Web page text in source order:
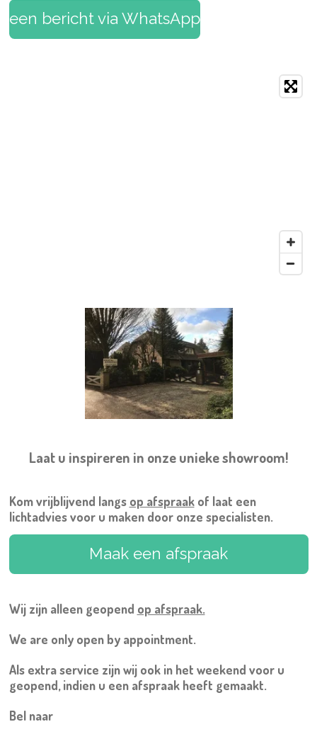
een bericht via WhatsApp
Laat u inspireren in onze unieke showroom!
Kom vrijblijvend langs op afspraakof laat een
lichtadvies voor u maken door onze specialisten.
Maak een afspraak
Wij zijn alleen geopend op afspraak.
We are only open by appointment.
Als extra service zijn wij ook in het weekend voor u
geopend, indien u een afspraak heeft gemaakt.
Bel naar